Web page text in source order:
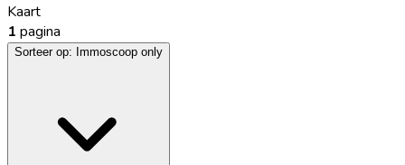
Kaart
1 pagina
Sorteer op: Immoscoop only